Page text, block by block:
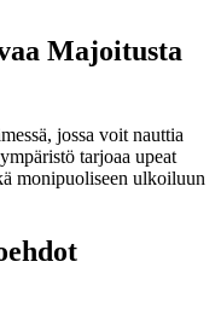
Majoitusta
jossa voit nauttia
tarjoaa upeat
monipuoliseen ulkoiluun